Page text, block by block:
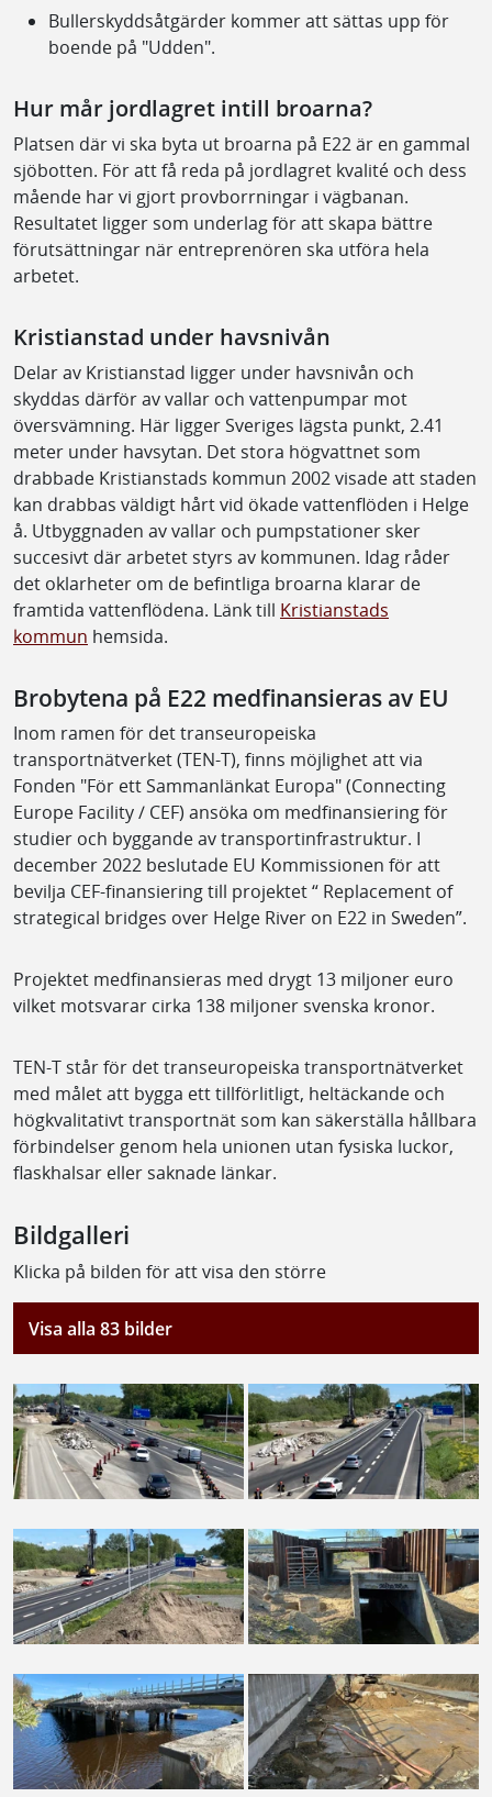
Bullerskyddsåtgärder kommer att sättas upp för
boende på "Udden".
Hur mår jordlagret intill broarna?
Platsen där vi ska byta ut broarna på E22 är en gammal
sjöbotten. För att få reda på jordlagret kvalité och dess
mående har vi gjort provborrningar i vägbanan.
Resultatet ligger som underlag för att skapa bättre
förutsättningar när entreprenören ska utföra hela
arbetet.
Kristianstad under havsnivån
Delar av Kristianstad ligger under havsnivån och
skyddas därför av vallar och vattenpumpar mot
översvämning. Här ligger Sveriges lägsta punkt, 2.41
meter under havsytan. Det stora högvattnet som
drabbade Kristianstads kommun 2002 visade att staden
kan drabbas väldigt hårt vid ökade vattenflöden i Helge
å. Utbyggnaden av vallar och pumpstationer sker
succesivt där arbetet styrs av kommunen. Idag råder
det oklarheter om de befintliga broarna klarar de
framtida vattenflödena. Länk till Kristianstads
kommun hemsida.
Brobytena på E22 medfinansieras av EU
Inom ramen för det transeuropeiska
transportnätverket (TEN-T), finns möjlighet att via
Fonden "För ett Sammanlänkat Europa" (Connecting
Europe Facility / CEF) ansöka om medfinansiering för
studier och byggande av transportinfrastruktur. I
december 2022 beslutade EU Kommissionen för att
bevilja CEF-finansiering till projektet “ Replacement of
strategical bridges over Helge River on E22 in Sweden”.
Projektet medfinansieras med drygt 13 miljoner euro
vilket motsvarar cirka 138 miljoner svenska kronor.
TEN-T står för det transeuropeiska transportnätverket
med målet att bygga ett tillförlitligt, heltäckande och
högkvalitativt transportnät som kan säkerställa hållbara
förbindelser genom hela unionen utan fysiska luckor,
flaskhalsar eller saknade länkar.
Bildgalleri
Klicka på bilden för att visa den större
Visa alla 83 bilder